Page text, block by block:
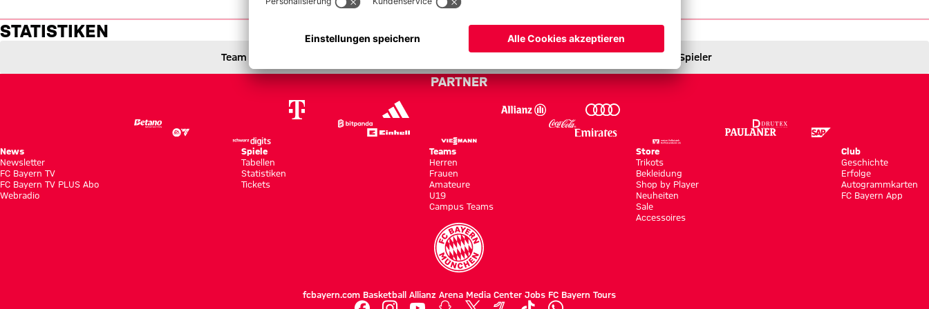
2 zu 0
2 : 0
Statistiken: FC Bayern vs. Raja Casablanca - FIFA Klub-WM 13/14
STATISTIKEN
Team Spieler
PARTNER
News
Newsletter
FC Bayern TV
FC Bayern TV PLUS Abo
Webradio
Spiele
Tabellen
Statistiken
Tickets
Teams
Herren
Frauen
Amateure
U19
Campus Teams
Store
Trikots
Bekleidung
Shop by Player
Neuheiten
Sale
Accessoires
Club
Geschichte
Erfolge
Autogrammkarten
FC Bayern App
fcbayern.com Basketball Allianz Arena Media Center Jobs FC Bayern Tours